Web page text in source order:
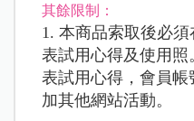
其餘限制：
1. 本商品索取後必須
表試用心得及使用
表試用心得，會員
加其他網站活動。